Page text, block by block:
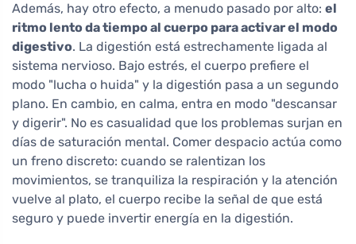
Además, hay otro efecto, a menudo pasado por alto: el
ritmo lento da tiempo al cuerpo para activar el modo
digestivo. La digestión está estrechamente ligada al
sistema nervioso. Bajo estrés, el cuerpo prefiere el
modo "lucha o huida" y la digestión pasa a un segundo
plano. En cambio, en calma, entra en modo "descansar
y digerir". No es casualidad que los problemas surjan en
días de saturación mental. Comer despacio actúa como
un freno discreto: cuando se ralentizan los
movimientos, se tranquiliza la respiración y la atención
vuelve al plato, el cuerpo recibe la señal de que está
seguro y puede invertir energía en la digestión.